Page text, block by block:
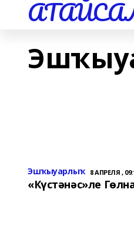
Эшҡыуарлыҡ 8 АПРЕЛЯ ,
«Күстәнәс»ле